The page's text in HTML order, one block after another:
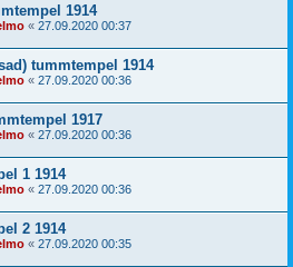
1914
« 27.09.2020 00:37
tummtempel 1914
« 27.09.2020 00:36
1917
« 27.09.2020 00:36
1 1914
« 27.09.2020 00:36
2 1914
« 27.09.2020 00:35